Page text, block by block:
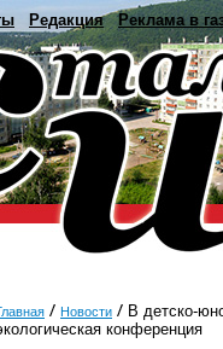
Редакция Реклама в
Новости
В детско-
конференция